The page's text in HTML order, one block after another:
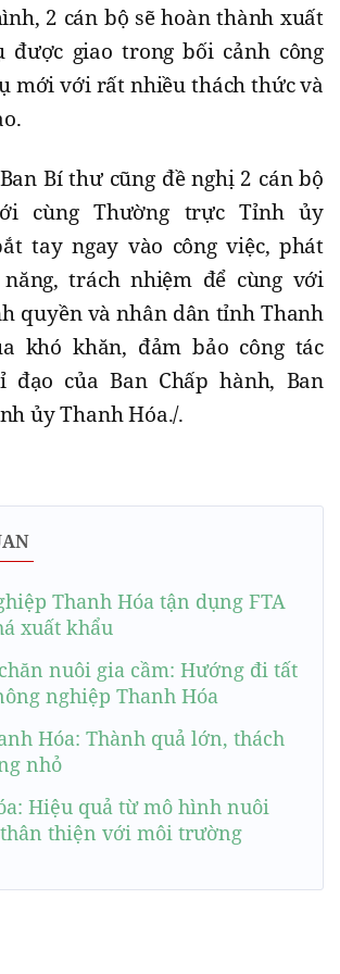
2 cán bộ sẽ hoàn thành xuất
được giao trong bối cảnh công
mới với rất nhiều thách thức và
Bí thư cũng đề nghị 2 cán bộ
cùng Thường trực Tỉnh ủy
tay ngay vào công việc, phát
trách nhiệm để cùng với
quyền và nhân dân tỉnh Thanh
khó khăn, đảm bảo công tác
đạo của Ban Chấp hành, Ban
ủy Thanh Hóa./.
Thanh Hóa tận dụng FTA
xuất khẩu
nuôi gia cầm: Hướng đi tất
nghiệp Thanh Hóa
Hóa: Thành quả lớn, thách
nhỏ
Hiệu quả từ mô hình nuôi
thiện với môi trường